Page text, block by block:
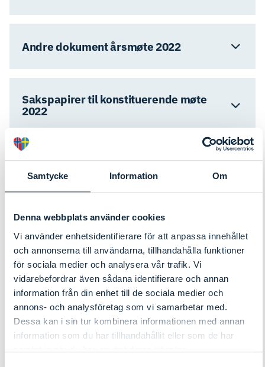
Samtycke Information Om
Denna webbplats använder cookies
Vi använder enhetsidentifierare för att anpassa innehållet
och annonserna till användarna, tillhandahålla funktioner
för sociala medier och analysera vår trafik. Vi
vidarebefordrar även sådana identifierare och annan
information från din enhet till de sociala medier och
annons- och analysföretag som vi samarbetar med.
Dessa kan i sin tur kombinera informationen med annan
information som du har tillhandahållit eller som de har
Andre dokument årsmøte 2022
Sakspapirer til konstituerende møte
2022
Årsmøtedokumenter 2021
Andre dokument årsmøte 2021
Sakspapirer til konstituerende møte
2021
Årsmøtedokumenter 2020